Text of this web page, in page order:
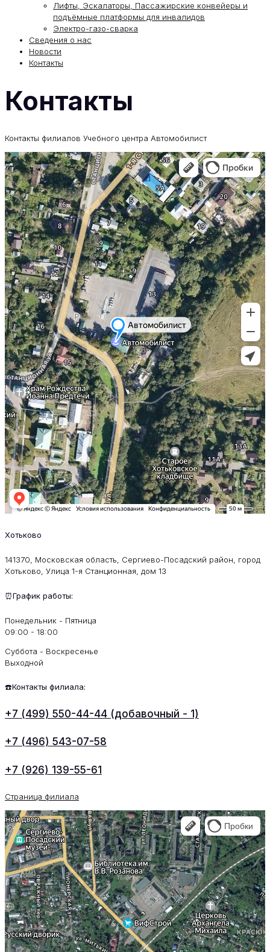
Лифты, Эскалаторы, Пассажирские конвейеры и
подъёмные платформы для инвалидов
Электро-газо-сварка
Сведения о нас
Новости
Контакты
Контакты
Контакты филиалов Учебного центра Автомобилист
Хотьково
141370, Московская область, Сергиево-Посадский район, город
Хотьково, Улица 1-я Станционная, дом 13
⏰График работы:
Понедельник - Пятница
09:00 - 18:00
Суббота - Воскресенье
Выходной
☎️Контакты филиала:
+7 (499) 550-44-44 (добавочный - 1)
+7 (496) 543-07-58
+7 (926) 139-55-61
Страница филиала